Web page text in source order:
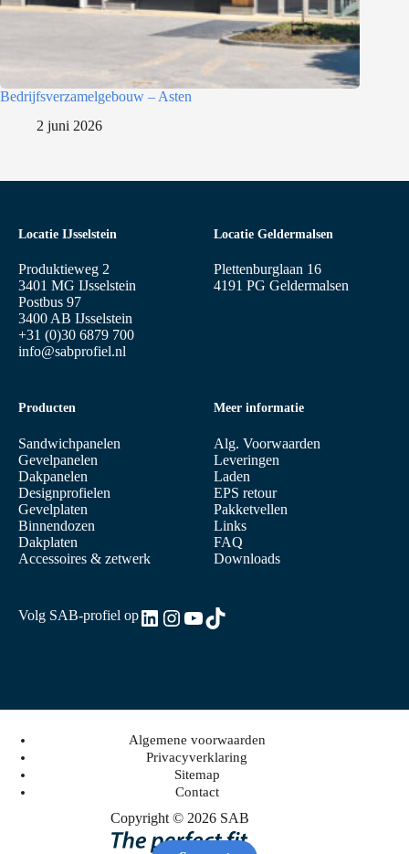
Bedrijfsverzamelgebouw – Asten
2 juni 2026
Locatie IJsselstein
Produktieweg 2
3401 MG IJsselstein
Postbus 97
3400 AB IJsselstein
+31 (0)30 6879 700
info@sabprofiel.nl
Producten
Sandwichpanelen
Gevelpanelen
Dakpanelen
Designprofielen
Gevelplaten
Binnendozen
Dakplaten
Accessoires & zetwerk
Meer informatie
Alg. Voorwaarden
Leveringen
Laden
EPS retour
Pakketvellen
Links
FAQ
Downloads
Locatie Geldermalsen
Plettenburglaan 16
4191 PG Geldermalsen
Volg SAB-profiel opLinkedIn
Instagram
YouTube
TikTok
Copyright © 2026 SAB
Algemene voorwaarden
Privacyverklaring
Sitemap
Contact